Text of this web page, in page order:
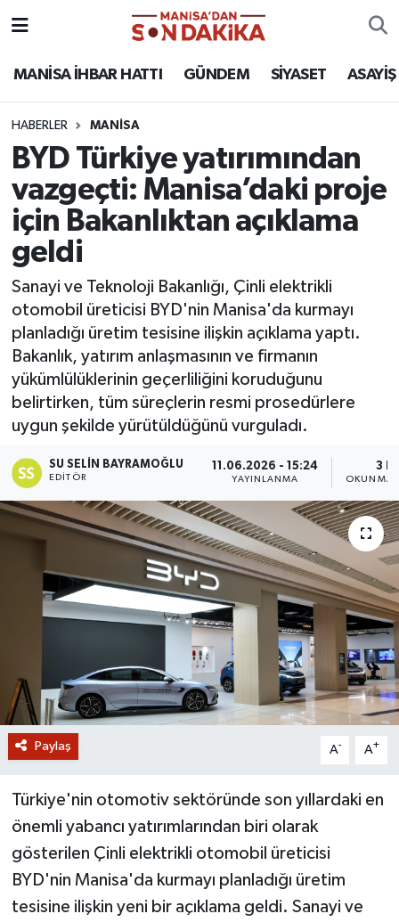
MANİSA İHBAR HATTI GÜNDEM SİYASET ASAYİŞ
HABERLER MANİSA
BYD Türkiye yatırımından
vazgeçti: Manisa’daki proje
için Bakanlıktan açıklama
geldi
Sanayi ve Teknoloji Bakanlığı, Çinli elektrikli
otomobil üreticisi BYD'nin Manisa'da kurmayı
planladığı üretim tesisine ilişkin açıklama yaptı.
Bakanlık, yatırım anlaşmasının ve firmanın
yükümlülüklerinin geçerliliğini koruduğunu
belirtirken, tüm süreçlerin resmi prosedürlere
uygun şekilde yürütüldüğünü vurguladı.
SU SELIN BAYRAMOĞLU
EDITÖR
11.06.2026 - 15:24
YAYINLANMA
3
OKUNMA
Paylaş A- A+
Türkiye'nin otomotiv sektöründe son yıllardaki en
önemli yabancı yatırımlarından biri olarak
gösterilen Çinli elektrikli otomobil üreticisi
BYD'nin Manisa'da kurmayı planladığı üretim
tesisine ilişkin yeni bir açıklama geldi. Sanayi ve
ASAYİŞ
KÜLTÜR-SANAT
MAGAZİN
MANİSA'DA TRAFİK
SİYASET
SPOR
YAŞAM
GİZLİLİK SÖZLEŞMESİ
İLETİŞİM
Hava Durumu
Puan Durumu ve Fikstür
Tüm Manşetler
Son Dakika Haberleri
Haber Arşivi